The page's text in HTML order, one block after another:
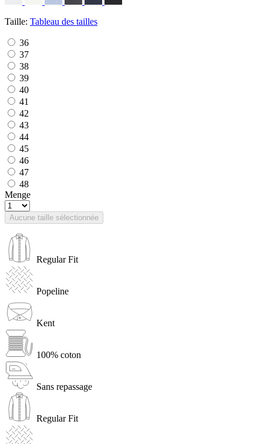
Taille: Tableau des tailles
36
37
38
39
40
41
42
43
44
45
46
47
48
Menge
Aucune taille sélectionnée
Regular Fit
Popeline
Kent
100% coton
Sans repassage
Regular Fit